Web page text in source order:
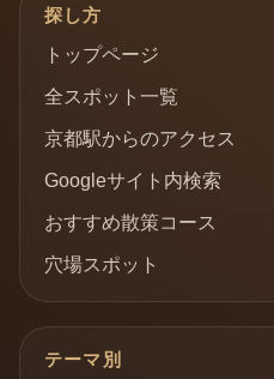
探し方
トップページ
全スポット一覧
京都駅からのアクセス
Googleサイト内検索
おすすめ散策コース
穴場スポット
テーマ別